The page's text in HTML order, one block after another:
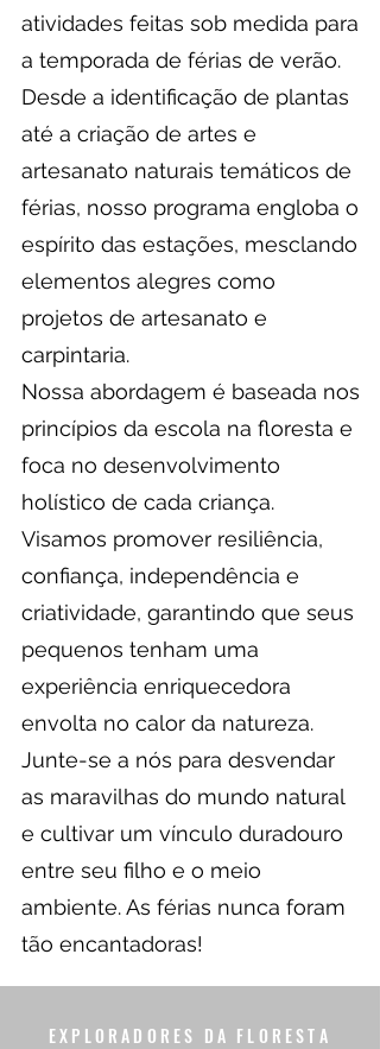
atividades feitas sob medida para
a temporada de férias de verão.
Desde a identificação de plantas
até a criação de artes e
artesanato naturais temáticos de
férias, nosso programa engloba o
espírito das estações, mesclando
elementos alegres como
projetos de artesanato e
carpintaria.
Nossa abordagem é baseada nos
princípios da escola na floresta e
foca no desenvolvimento
holístico de cada criança.
Visamos promover resiliência,
confiança, independência e
criatividade, garantindo que seus
pequenos tenham uma
experiência enriquecedora
envolta no calor da natureza.
Junte-se a nós para desvendar
as maravilhas do mundo natural
e cultivar um vínculo duradouro
entre seu filho e o meio
ambiente. As férias nunca foram
tão encantadoras!
EXPLORADORES DA FLORESTA